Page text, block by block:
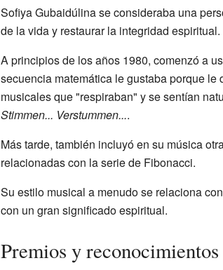
Sofiya Gubaidúlina se consideraba una
de la vida y restaurar la integridad espiritual.
A principios de los años 1980, comenzó a
secuencia matemática le gustaba porque
musicales que "respiraban" y se sentían
Stimmen... Verstummen....
Más tarde, también incluyó en su música
relacionadas con la serie de Fibonacci.
Su estilo musical a menudo se relaciona
con un gran significado espiritual.
Premios y